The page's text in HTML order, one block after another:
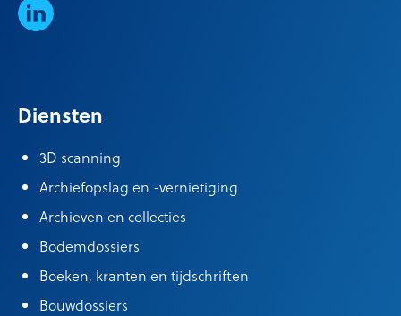
LinkedIn
Diensten
3D scanning
Archiefopslag en -vernietiging
Archieven en collecties
Bodemdossiers
Boeken, kranten en tijdschriften
Bouwdossiers